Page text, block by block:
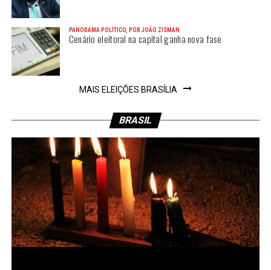
PANORAMA POLÍTICO, POR JOÃO ZISMAN
Cenário eleitoral na capital ganha nova fase
MAIS ELEIÇÕES BRASÍLIA
BRASIL